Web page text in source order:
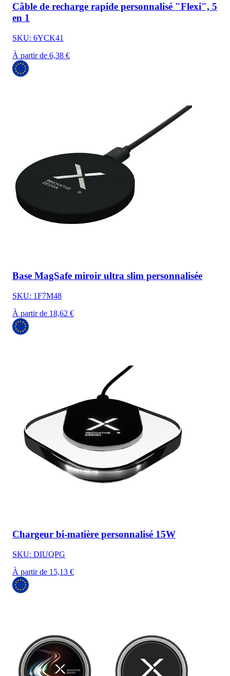
Câble de recharge rapide personnalisé "Flexi", 5
en 1
SKU: 6YCK41
À partir de 6,38 €
Base MagSafe miroir ultra slim personnalisée
SKU: 1F7M48
À partir de 18,62 €
Chargeur bi-matière personnalisé 15W
SKU: DIUQPG
À partir de 15,13 €